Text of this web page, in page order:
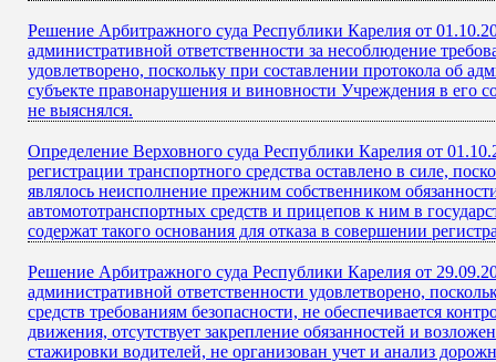
Решение Арбитражного суда Республики Карелия от
административной ответственности за несоблюдение
удовлетворено, поскольку при составлении протокола об
субъекте правонарушения и виновности Учреждения в его
не выяснялся.
Определение Верховного суда Республики Карелия от
регистрации транспортного средства оставлено в силе,
являлось неисполнение прежним собственником
автомототранспортных средств и прицепов к ним в
содержат такого основания для отказа в совершении
Решение Арбитражного суда Республики Карелия от
административной ответственности удовлетворено,
средств требованиям безопасности, не обеспечивается
движения, отсутствует закрепление обязанностей и
стажировки водителей, не организован учет и анализ